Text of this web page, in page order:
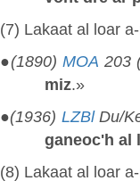
(7) Lakaat al loar
●(1890)MOA 203
miz.»
●(1936) LZBlDu/
ganeoc'h al
(8) Lakaat al loar